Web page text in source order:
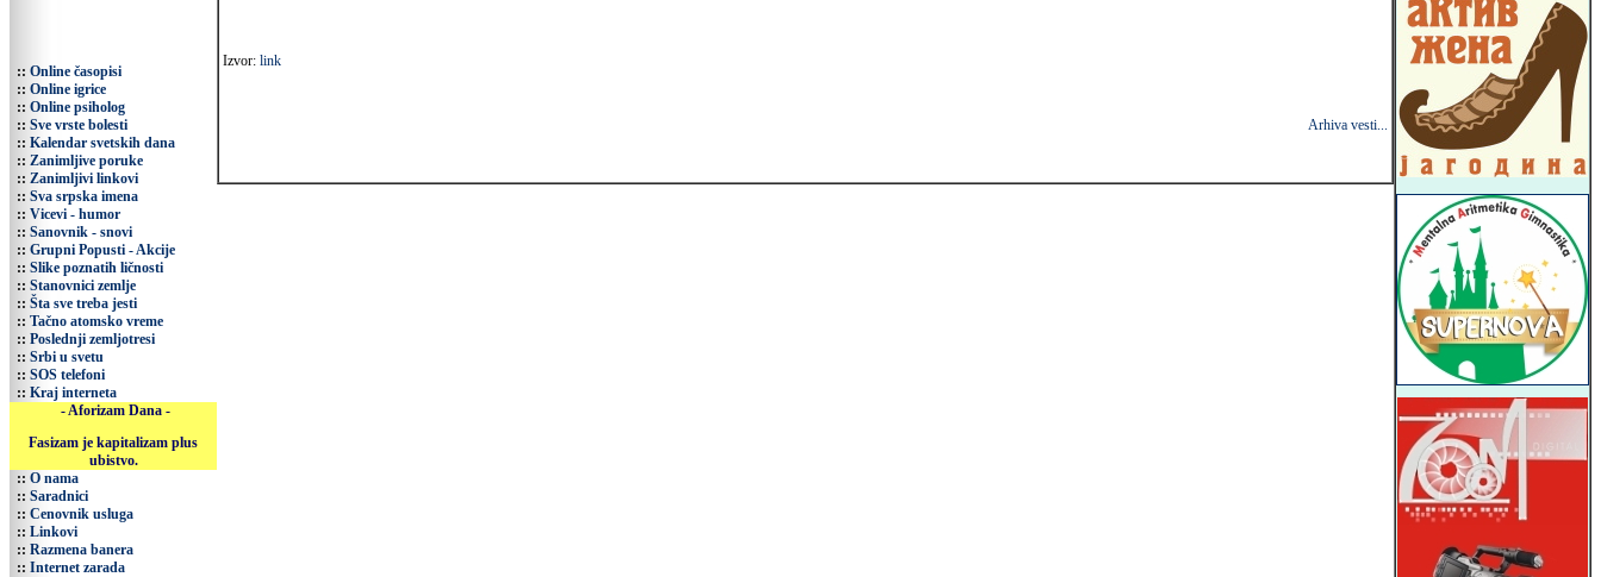
:: Online časopisi
:: Online igrice
:: Online psiholog
:: Sve vrste bolesti
:: Kalendar svetskih dana
:: Zanimljive poruke
:: Zanimljivi linkovi
:: Sva srpska imena
:: Vicevi - humor
:: Sanovnik - snovi
:: Grupni Popusti - Akcije
:: Slike poznatih ličnosti
:: Stanovnici zemlje
:: Šta sve treba jesti
:: Tačno atomsko vreme
:: Poslednji zemljotresi
:: Srbi u svetu
:: SOS telefoni
:: Kraj interneta
- Aforizam Dana -
Fasizam je kapitalizam plus
ubistvo.
:: O nama
:: Saradnici
:: Cenovnik usluga
:: Linkovi
:: Razmena banera
:: Internet zarada
Izvor: link
Arhiva vesti...